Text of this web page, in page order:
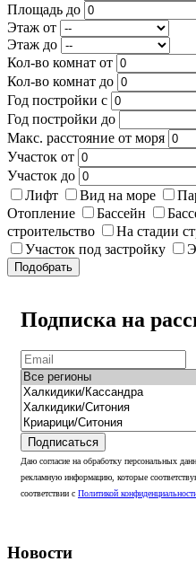
Площадь до
Этаж от
Этаж до
Кол-во комнат от
Кол-во комнат до
Год постройки с
Год постройки до
Макс. расстояние от моря
Участок от
Участок до
Лифт
Вид на море
Отопление
Бассейн
строительство
На стадии
Участок под застройку
Подобрать
Подписка на
Подписаться
Даю согласие на обработку персональных
рекламную информацию, которые
соответствии с Политикой
Новости